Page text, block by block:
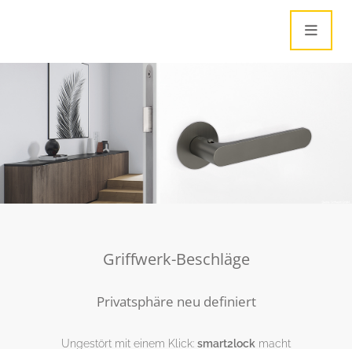
Griffwerk-Beschläge
Privatsphäre neu definiert
Ungestört mit einem Klick: smart2lock macht